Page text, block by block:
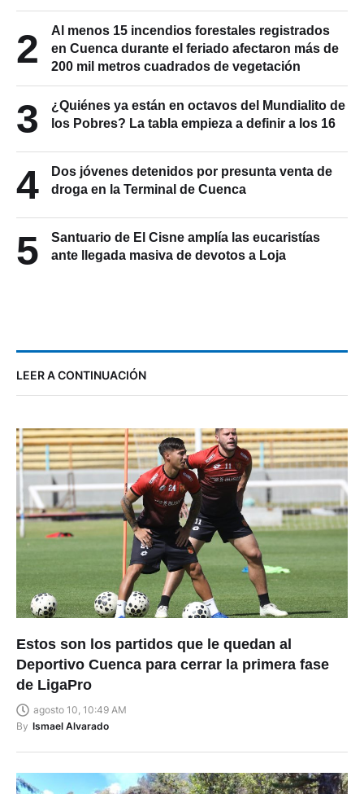
2
Al menos 15 incendios forestales registrados
en Cuenca durante el feriado afectaron más de
200 mil metros cuadrados de vegetación
3
¿Quiénes ya están en octavos del Mundialito de
los Pobres? La tabla empieza a definir a los 16
4
Dos jóvenes detenidos por presunta venta de
droga en la Terminal de Cuenca
5
Santuario de El Cisne amplía las eucaristías
ante llegada masiva de devotos a Loja
LEER A CONTINUACIÓN
Estos son los partidos que le quedan al
Deportivo Cuenca para cerrar la primera fase
de LigaPro
agosto 10, 10:49 AM
By Ismael Alvarado